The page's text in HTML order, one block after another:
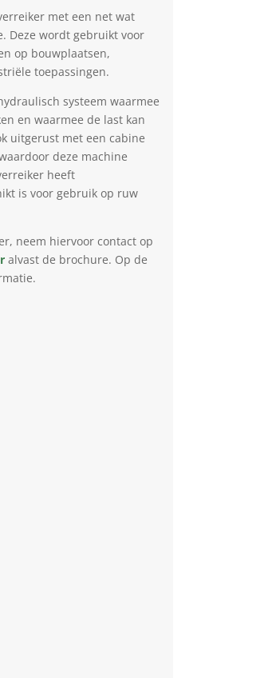
met een net wat
Deze wordt gebruikt voor
op bouwplaatsen,
toepassingen.
systeem waarmee
en waarmee de last kan
uitgerust met een cabine
deze machine
heeft
is voor gebruik op ruw
neem hiervoor contact op
alvast de brochure. Op de